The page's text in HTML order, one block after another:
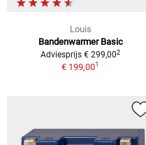
Louis
Bandenwarmer Basic
Adviesprijs € 299,002
€ 199,001